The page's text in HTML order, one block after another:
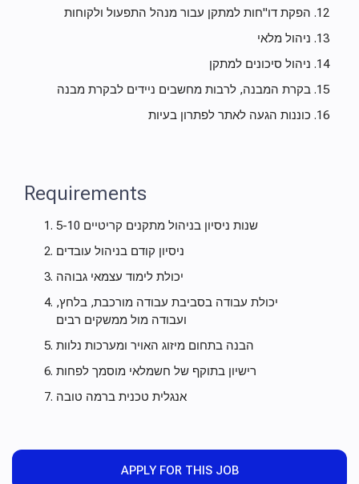
הפקת דו"חות למתקן עבור מנהל התפעול ולקוחות
ניהול מלאי
ניהול סיכונים למתקן
בקרת המבנה, לרבות מחשבים ניידים לבקרת מבנה
כוננות הגעה לאתר לפתרון בעיות
Requirements
5-10 שנות ניסיון בניהול מתקנים קריטיים
ניסיון קודם בניהול עובדים
יכולת לימוד עצמאי גבוהה
יכולת עבודה בסביבת עבודה מורכבת, בלחץ,
ועבודה מול ממשקים רבים
הבנה בתחום מיזוג האויר ומערכות נלוות
רישיון בתוקף של חשמלאי מוסמך לפחות
אנגלית טכנית ברמה טובה
APPLY FOR THIS JOB